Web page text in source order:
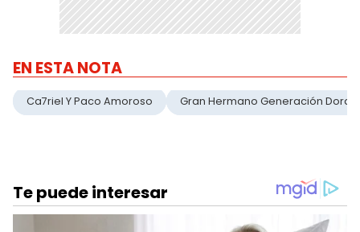
EN ESTA NOTA
Ca7riel Y Paco Amoroso Gran Hermano Generación